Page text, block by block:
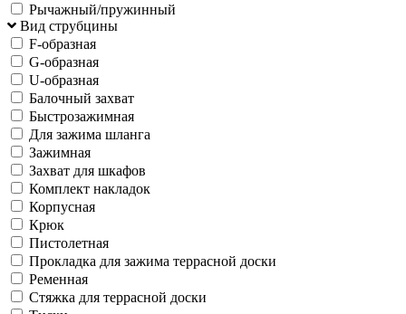
Рычажный/пружинный
Вид струбцины
F-образная
G-образная
U-образная
Балочный захват
Быстрозажимная
Для зажима шланга
Зажимная
Захват для шкафов
Комплект накладок
Корпусная
Крюк
Пистолетная
Прокладка для зажима террасной доски
Ременная
Стяжка для террасной доски